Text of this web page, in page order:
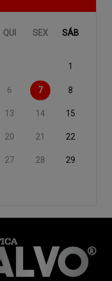
QUI SEX SÁB
1
6 7 8
13 14 15
20 21 22
27 28 29